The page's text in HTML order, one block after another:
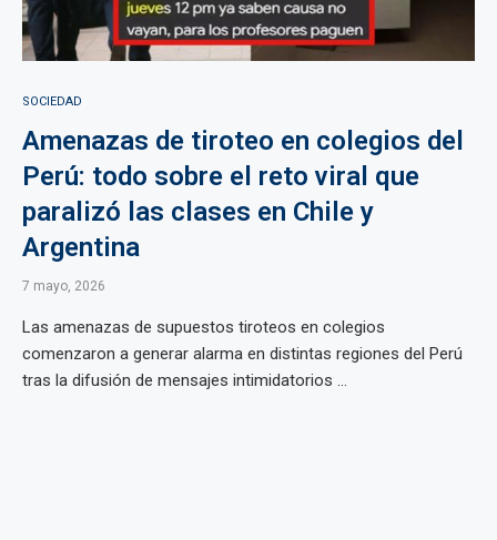
SOCIEDAD
Amenazas de tiroteo en colegios del
Perú: todo sobre el reto viral que
paralizó las clases en Chile y
Argentina
7 mayo, 2026
Las amenazas de supuestos tiroteos en colegios
comenzaron a generar alarma en distintas regiones del Perú
tras la difusión de mensajes intimidatorios ...